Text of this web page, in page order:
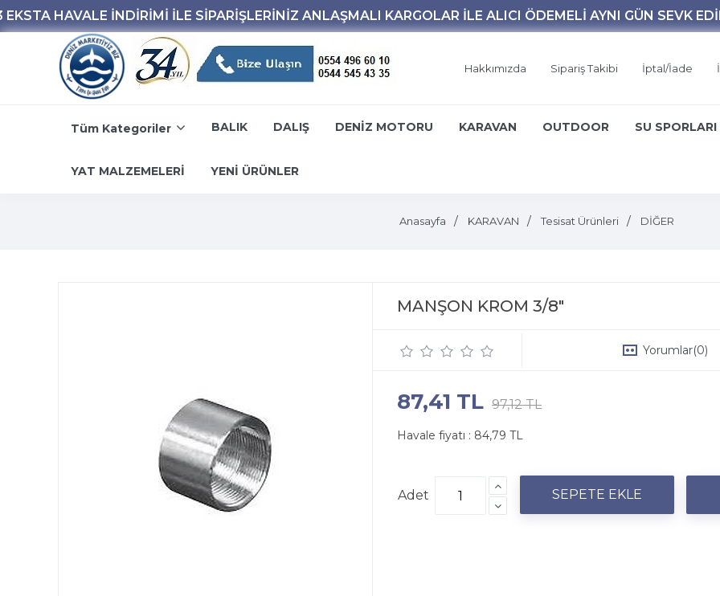
Hakkımızda Sipariş Takibi İptal/İade
Tüm Kategoriler BALIK DALIŞ DENİZ MOTORU KARAVAN OUTDOOR SU SPORLARI
YAT MALZEMELERİ YENİ ÜRÜNLER
Anasayfa KARAVAN Tesisat Ürünleri DİĞER
MANŞON KROM 3/8"
Yorumlar(0)
87,41 TL 97,12 TL
Havale fiyatı : 84,79 TL
Adet